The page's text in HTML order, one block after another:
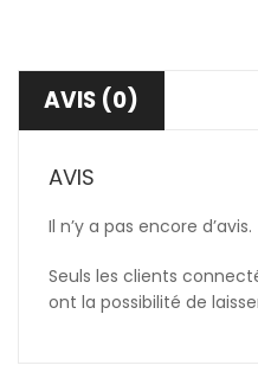
AVIS (0)
AVIS
Il n’y a pas encore d’avis.
Seuls les clients
ont la possibilité de